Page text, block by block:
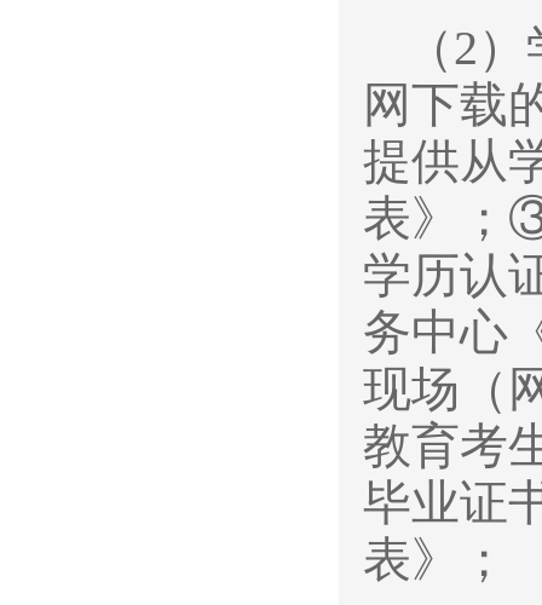
（2
网下载
提供从
表》；
学历认
务中心
现场（
教育考
毕业证
表》；